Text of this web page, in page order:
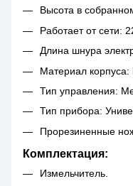
Высота в
Работает от сети:
Длина шнура
Материал корпуса:
Тип управления:
Тип прибора:
Прорезиненные
Комплектация:
Измельчитель.